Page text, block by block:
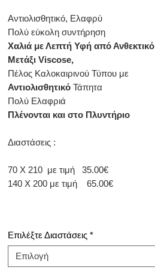
Αντιολισθητικό, Ελαφρύ
Πολύ εύκολη συντήρηση
Χαλιά με Λεπτή Υφή από Ανθεκτικό
Μετάξι Viscose,
Πέλος Καλοκαιρινού Τύπου με
Αντιολισθητικό Τάπητα
Πολύ Ελαφριά
Πλένονται και στο Πλυντήριο
Διαστάσεις :
70 Χ 210 με τιμή 35.00€
140 Χ 200 με τιμή 65.00€
Επιλέξτε Διαστάσεις *
Επιλογή